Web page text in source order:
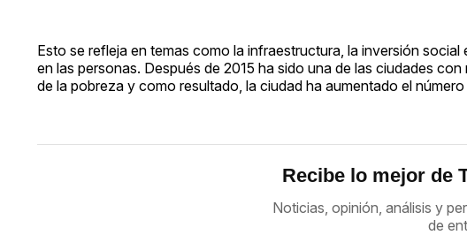
Esto se refleja en temas como la infraestructura, la inversión
en las personas. Después de 2015 ha sido una de las ciudades
de la pobreza y como resultado, la ciudad ha aumentado el
Recibe lo mejor de
Noticias, opinión, análisis y
de